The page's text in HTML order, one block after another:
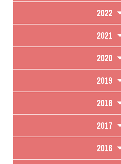
2022
2021
2020
2019
2018
2017
2016